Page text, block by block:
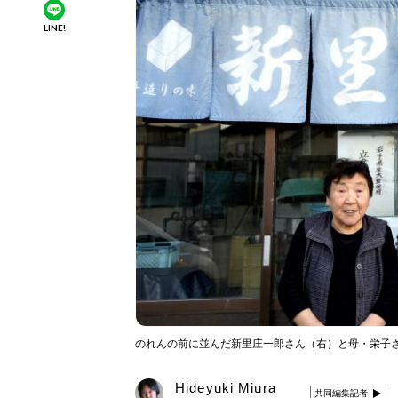
LINE!
のれんの前に並んだ新里庄一郎さん（右）と母・栄子
Hideyuki Miura 共同編集記者